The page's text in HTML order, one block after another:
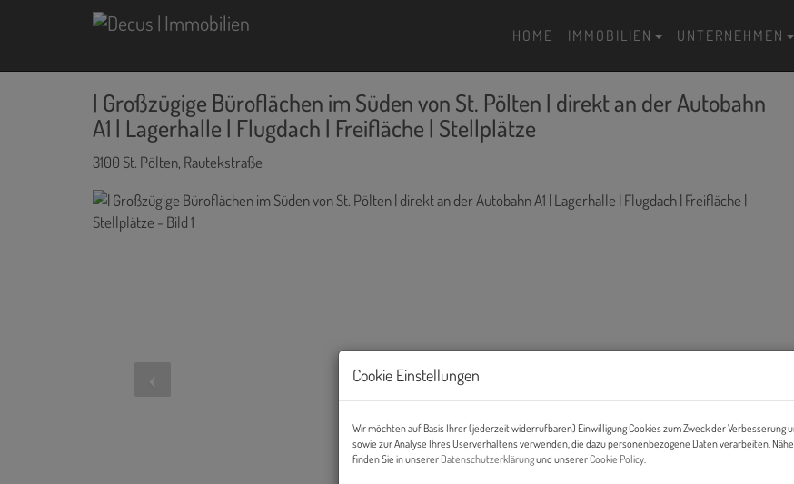
HOME IMMOBILIEN UNTERNEHMEN
| Großzügige Büroflächen im Süden von St. Pölten | direkt an der Autobahn
A1 | Lagerhalle | Flugdach | Freifläche | Stellplätze
3100 St. Pölten, Rautekstraße
Cookie Einstellungen
Wir möchten auf Basis Ihrer (jederzeit widerrufbaren) Einwilligung Cookies zum Zweck der Verbesserung
sowie zur Analyse Ihres Userverhaltens verwenden, die dazu personenbezogene Daten verarbeiten.
finden Sie in unserer Datenschutzerklärungund unsererCookie Policy